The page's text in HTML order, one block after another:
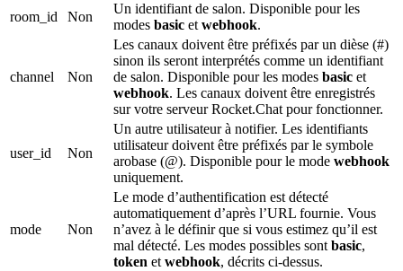
room_id
Non
Un identifiant de salon. Disponible pour les
modes basic et webhook.
channel Non
Les canaux doivent être préfixés par un dièse (#)
sinon ils seront interprétés comme un identifiant
de salon. Disponible pour les modes basic et
webhook. Les canaux doivent être enregistrés
sur votre serveur Rocket.Chat pour fonctionner.
user_id Non
Un autre utilisateur à notifier. Les identifiants
utilisateur doivent être préfixés par le symbole
arobase (@). Disponible pour le mode webhook
uniquement.
mode Non
Le mode d’authentification est détecté
automatiquement d’après l’URL fournie. Vous
n’avez à le définir que si vous estimez qu’il est
mal détecté. Les modes possibles sont basic,
token et webhook, décrits ci-dessus.